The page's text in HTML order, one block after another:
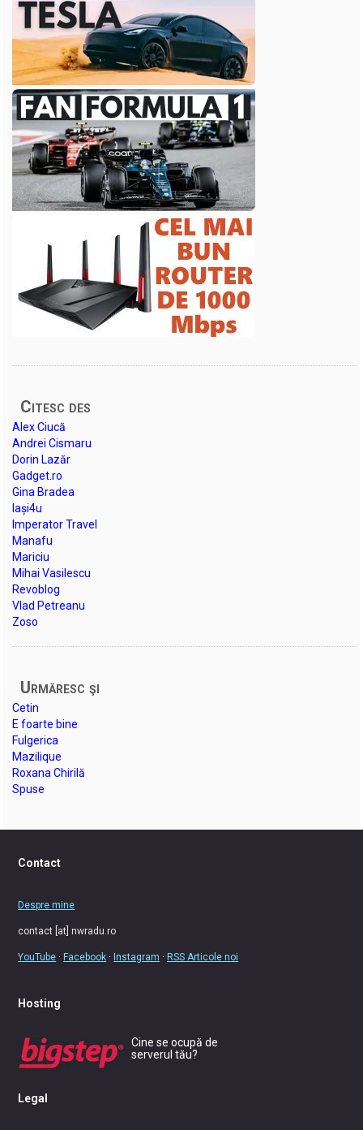
Citesc des
Alex Ciucă
Andrei Cismaru
Dorin Lazăr
Gadget.ro
Gina Bradea
Iași4u
Imperator Travel
Manafu
Mariciu
Mihai Vasilescu
Revoblog
Vlad Petreanu
Zoso
Urmăresc şi
Cetin
E foarte bine
Fulgerica
Mazilique
Roxana Chirilă
Spuse
Contact
Despre mine
contact [at] nwradu.ro
YouTube ·Facebook ·Instagram ·RSS Articole noi
Hosting
Cine se ocupă de
serverul tău?
Legal